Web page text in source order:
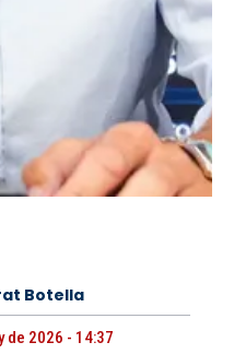
Botella
de 2026 - 14:37